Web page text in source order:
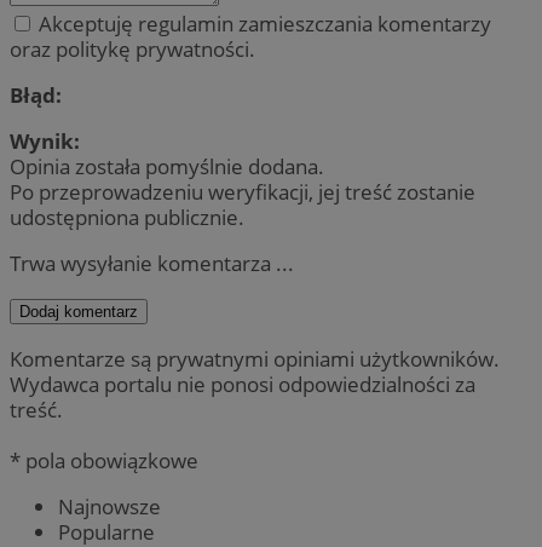
Akceptuję regulamin zamieszczania komentarzy
oraz politykę prywatności.
Błąd:
Wynik:
Opinia została pomyślnie dodana.
Po przeprowadzeniu weryfikacji, jej treść zostanie
udostępniona publicznie.
Trwa wysyłanie komentarza ...
Dodaj komentarz
Komentarze są prywatnymi opiniami użytkowników.
Wydawca portalu nie ponosi odpowiedzialności za
treść.
* pola obowiązkowe
Najnowsze
Popularne